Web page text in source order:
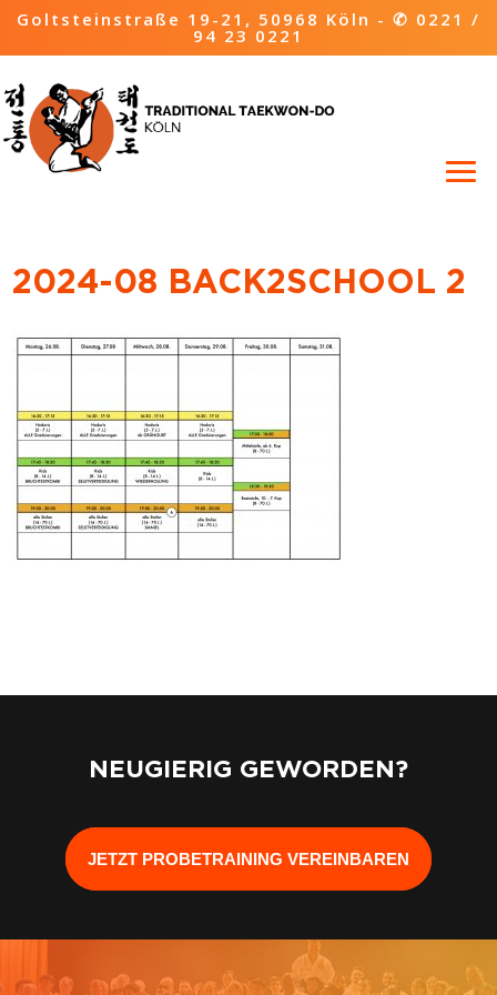
Goltsteinstraße 19-21, 50968 Köln - ✆ 0221 /
94 23 0221
2024-08 BACK2SCHOOL 2
NEUGIERIG GEWORDEN?
JETZT PROBETRAINING VEREINBAREN